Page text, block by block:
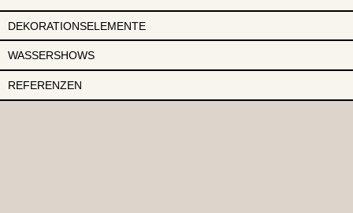
DEKORATIONSELEMENTE
WASSERSHOWS
REFERENZEN